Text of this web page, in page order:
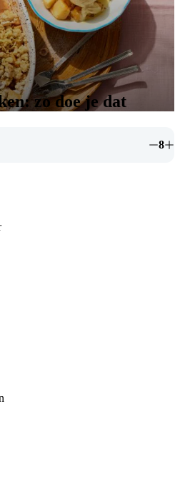
zo doe je dat
8